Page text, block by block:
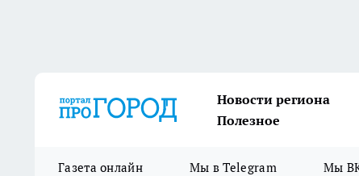
Новости региона
Полезное
Газета онлайн Мы в Telegram Мы